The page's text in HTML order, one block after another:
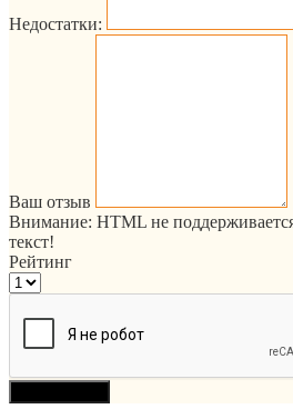
Недостатки:
Ваш отзыв
Внимание: HTML не
текст!
Рейтинг